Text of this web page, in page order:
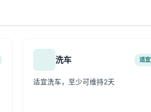
洗车 适宜
适宜洗车，至少可维持2天